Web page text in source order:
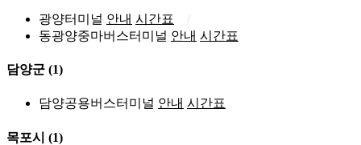
광양터미널 안내 시간표
동광양중마버스터미널 안내 시간표
담양군 (1)
담양공용버스터미널 안내 시간표
목포시 (1)